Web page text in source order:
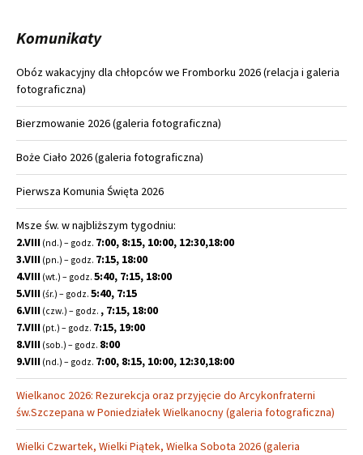
Komunikaty
Obóz wakacyjny dla chłopców we Fromborku 2026 (relacja i galeria
fotograficzna)
Bierzmowanie 2026 (galeria fotograficzna)
Boże Ciało 2026 (galeria fotograficzna)
Pierwsza Komunia Święta 2026
Msze św. w najbliższym tygodniu:
2.VIII (nd.) – godz. 7:00, 8:15, 10:00, 12:30,18:00
3.VIII (pn.) – godz. 7:15, 18:00
4.VIII (wt.) – godz. 5:40, 7:15, 18:00
5.VIII (śr.) – godz. 5:40, 7:15
6.VIII (czw.) – godz. , 7:15, 18:00
7.VIII (pt.) – godz. 7:15, 19:00
8.VIII (sob.) – godz. 8:00
9.VIII (nd.) – godz. 7:00, 8:15, 10:00, 12:30,18:00
Wielkanoc 2026: Rezurekcja oraz przyjęcie do Arcykonfraterni
św.Szczepana w Poniedziałek Wielkanocny (galeria fotograficzna)
Wielki Czwartek, Wielki Piątek, Wielka Sobota 2026 (galeria